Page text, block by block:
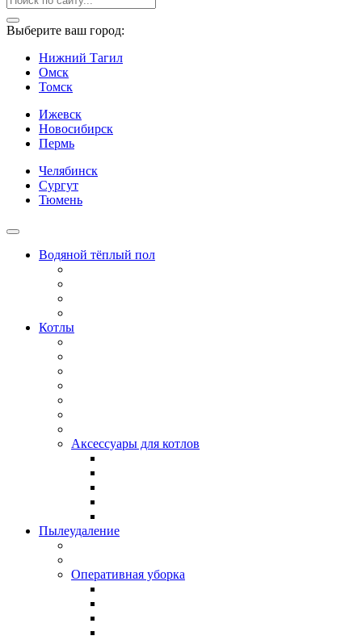
Выберите ваш город:
Нижний Тагил
Омск
Томск
Ижевск
Новосибирск
Пермь
Челябинск
Сургут
Тюмень
Водяной тёплый пол
Котлы
Аксессуары для котлов
Пылеудаление
Оперативная уборка